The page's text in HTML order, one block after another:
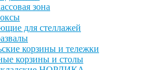
зона
для стеллажей
корзины и тележки
корзины и столы